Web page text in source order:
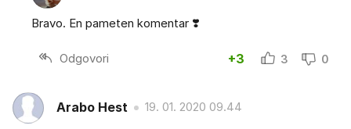
Bravo. En pameten komentar ❣️
Odgovori +3 3 0
Arabo Hest 19. 01. 2020 09.44